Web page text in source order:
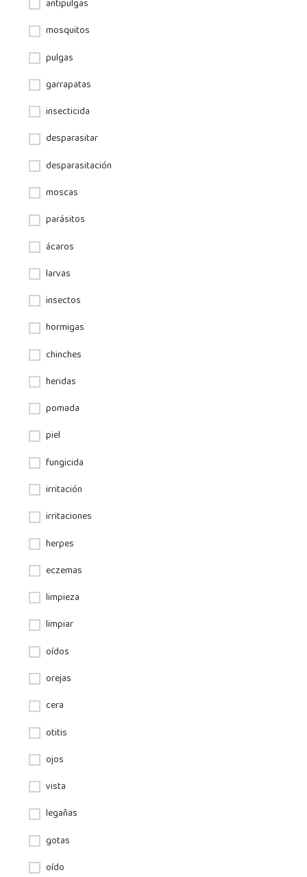
antipulgas
mosquitos
pulgas
garrapatas
insecticida
desparasitar
desparasitación
moscas
parásitos
ácaros
larvas
insectos
hormigas
chinches
heridas
pomada
piel
fungicida
irritación
irritaciones
herpes
eczemas
limpieza
limpiar
oídos
orejas
cera
otitis
ojos
vista
legañas
gotas
oído